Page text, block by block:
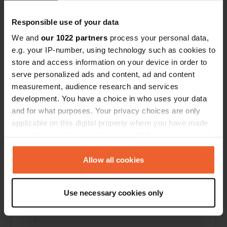
Responsible use of your data
We and our 1022 partners process your personal data,
e.g. your IP-number, using technology such as cookies to
store and access information on your device in order to
serve personalized ads and content, ad and content
measurement, audience research and services
development. You have a choice in who uses your data
and for what purposes. Your privacy choices are only
applicable on this digital property where you have made
any time from the Cookie Declaration or by clicking on
the Privacy trigger icon.
Collect information about your geographical location
which can be accurate to within several meters
Allow all cookies
Use necessary cookies only
Ho recensito una posizione—quasi 6 anni fa
Sitecode:43107
Buon spazio, ma niente orinatoi nel bagno degli
uomini. Quindi spesso sporco. Piscina disponibile
ma molto rumorosa. Pizza davvero gustosa ea
prezzi ragionevoli
Tradotto da GoogleMostra originale
Ho recensito una posizione— quasi 6 anni fa
(fatturazione possibile), doccia 3 € / 20 min. È un
posto per camionisti di "Rast und Tank". Il
personale è super gentile e mangia potente e
buono. Può essere tenuto come!
Tradotto da GoogleMostra originale